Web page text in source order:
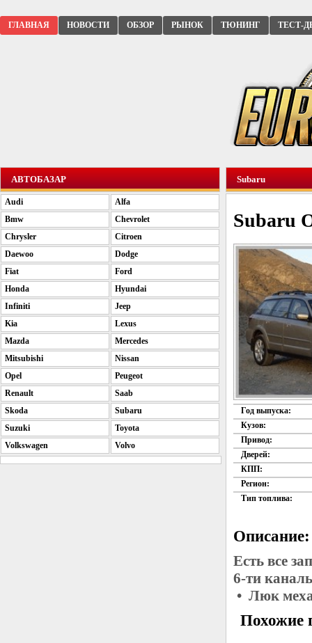
ГЛАВНАЯ НОВОСТИ ОБЗОР РЫНОК ТЮНИНГ ТЕСТ-
Subaru
Subaru
Год выпуска:
Кузов:
Привод:
Дверей:
КПП:
Регион:
Тип топлива:
Описание:
Есть все
6-ти
• Люк
Похожие
АВТОБАЗАР
Audi
Alfa
Bmw
Chevrolet
Chrysler
Citroen
Daewoo
Dodge
Fiat
Ford
Honda
Hyundai
Infiniti
Jeep
Kia
Lexus
Mazda
Mercedes
Mitsubishi
Nissan
Opel
Peugeot
Renault
Saab
Skoda
Subaru
Suzuki
Toyota
Volkswagen
Volvo